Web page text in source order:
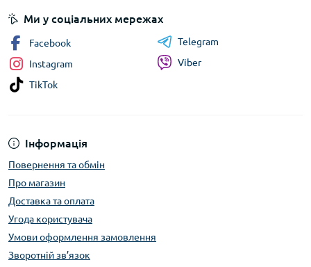
Інформація
Повернення та обмін
Про магазин
Доставка та оплата
Угода користувача
Умови оформлення замовлення
Зворотній зв’язок
Ми у соціальних мережах
Facebook
Instagram
TikTok
Telegram
Viber